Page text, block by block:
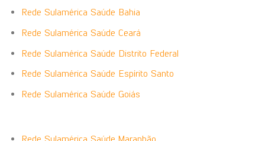
Rede Sulamérica Saúde Bahia
Rede Sulamérica Saúde Ceará
Rede Sulamérica Saúde Distrito Federal
Rede Sulamérica Saúde Espírito Santo
Rede Sulamérica Saúde Goiás
Rede Sulamérica Saúde Maranhão